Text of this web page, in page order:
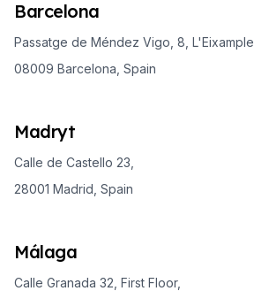
Barcelona
Passatge de Méndez Vigo, 8, L'Eixample,
08009 Barcelona, Spain
Madryt
Calle de Castello 23,
28001 Madrid, Spain
Málaga
Calle Granada 32, First Floor,